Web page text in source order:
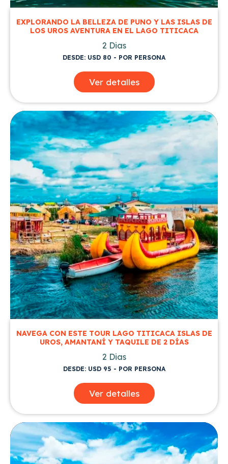
EXPLORANDO LA BELLEZA DE PUNO Y LAS ISLAS DE
LOS UROS AVENTURA EN EL LAGO TITICACA
2 Dias
DESDE: USD 80 - POR PERSONA
Ver detalles
NAVEGA CON ESTE TOUR LAGO TITICACA ISLAS DE
UROS, AMANTANÍ Y TAQUILE DE 2 DÍAS
2 Dias
DESDE: USD 95 - POR PERSONA
Ver detalles